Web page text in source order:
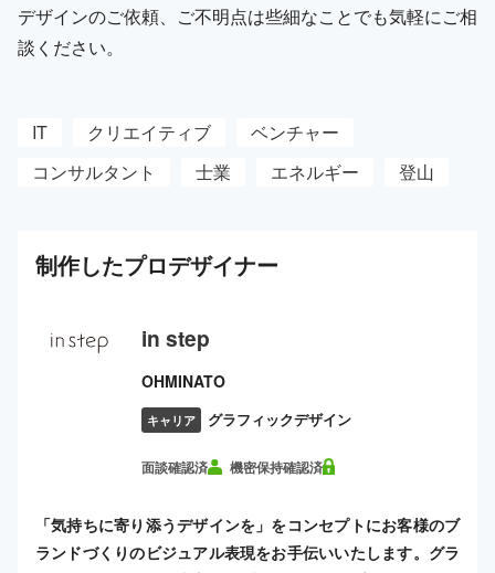
デザインのご依頼、ご不明点は些細なことでも気軽にご相
談ください。
IT クリエイティブ
ベンチャー
コンサルタント
士業 エネルギー 登山
制作したプロデザイナー
in step
OHMINATO
キャリア グラフィックデザイン
面談確認済 機密保持確認済
「気持ちに寄り添うデザインを」をコンセプトにお客様のブ
ランドづくりのビジュアル表現をお手伝いいたします。グラ